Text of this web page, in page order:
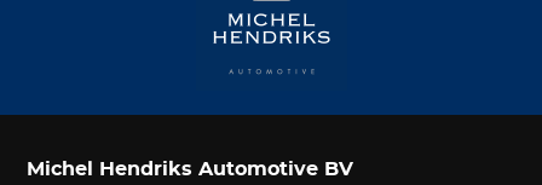
Michel Hendriks Automotive BV